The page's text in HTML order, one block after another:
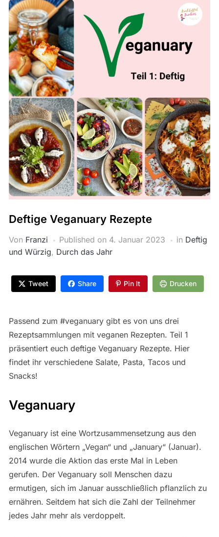
Deftige Veganuary Rezepte
Von Franzi Published on 4. Januar 2023 in Deftig
und Würzig, Durch das Jahr
Tweet Share Pin It Drucken
Passend zum #veganuary gibt es von uns drei
Rezeptsammlungen mit veganen Rezepten. Teil 1
präsentiert euch deftige Veganuary Rezepte. Hier
findet ihr verschiedene Salate, Pasta, Tacos und
Snacks!
Veganuary
Veganuary ist eine Wortzusammensetzung aus den
englischen Wörtern „Vegan“ und „January“ (Januar).
2014 wurde die Aktion das erste Mal in Leben
gerufen. Der Veganuary soll Menschen dazu
ermutigen, sich im Januar ausschließlich pflanzlich zu
ernähren. Seitdem hat sich die Zahl der Teilnehmer
jedes Jahr mehr als verdoppelt.